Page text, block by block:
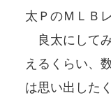
太ＰのＭＬＢ
良太にして
えるくらい、
は思い出した